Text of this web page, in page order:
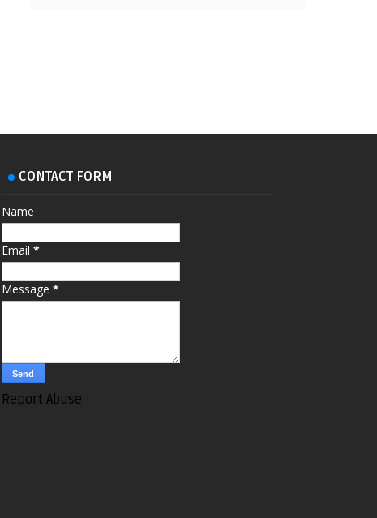
CONTACT FORM
Name
Email *
Message *
Report Abuse